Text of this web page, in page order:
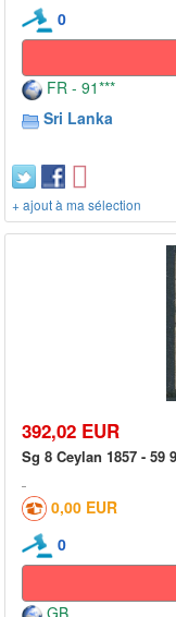
0
FR - 91***
Sri Lanka
+ ajout à ma sélection
392,02 EUR
Sg 8 Ceylan 1857 -
0,00 EUR
0